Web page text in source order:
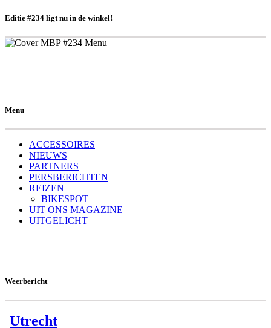
Editie #234 ligt nu in de winkel!
Menu
ACCESSOIRES
NIEUWS
PARTNERS
PERSBERICHTEN
REIZEN
BIKESPOT
UIT ONS MAGAZINE
UITGELICHT
Weerbericht